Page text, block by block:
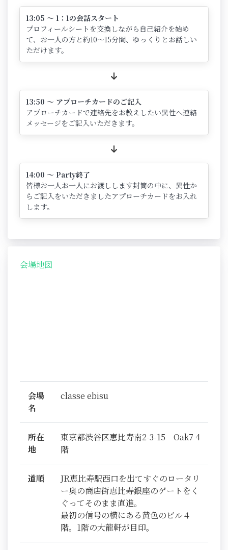
13:05 ～ 1：1の会話スタート
プロフィールシートを交換しながら自己紹介を始め
て、お一人の方と約10～15分間、ゆっくりとお話しい
ただけます。
13:50 ～ アプローチカードのご記入
アプローチカードで連絡先をお教えしたい異性へ連絡
メッセージをご記入いただきます。
14:00 ～ Party終了
皆様お一人お一人にお渡しします封筒の中に、異性か
らご記入をいただきましたアプローチカードをお入れ
します。
会場地図
会場
名
classe ebisu
所在
地
東京都渋谷区恵比寿南2-3-15 Oak7 4
階
道順
JR恵比寿駅西口を出てすぐのロータリ
ー奥の商店街恵比寿銀座のゲートをく
ぐってそのまま直進。
最初の信号の横にある黄色のビル４
階。1階の大龍軒が目印。